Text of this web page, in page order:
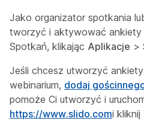
Jako organizator spotkania
tworzyć i aktywować ankiety
Spotkań, klikając Aplikacje >
Jeśli chcesz utworzyć
webinarium, dodaj
pomoże Ci utworzyć i
https://www.slido.comi kliknij